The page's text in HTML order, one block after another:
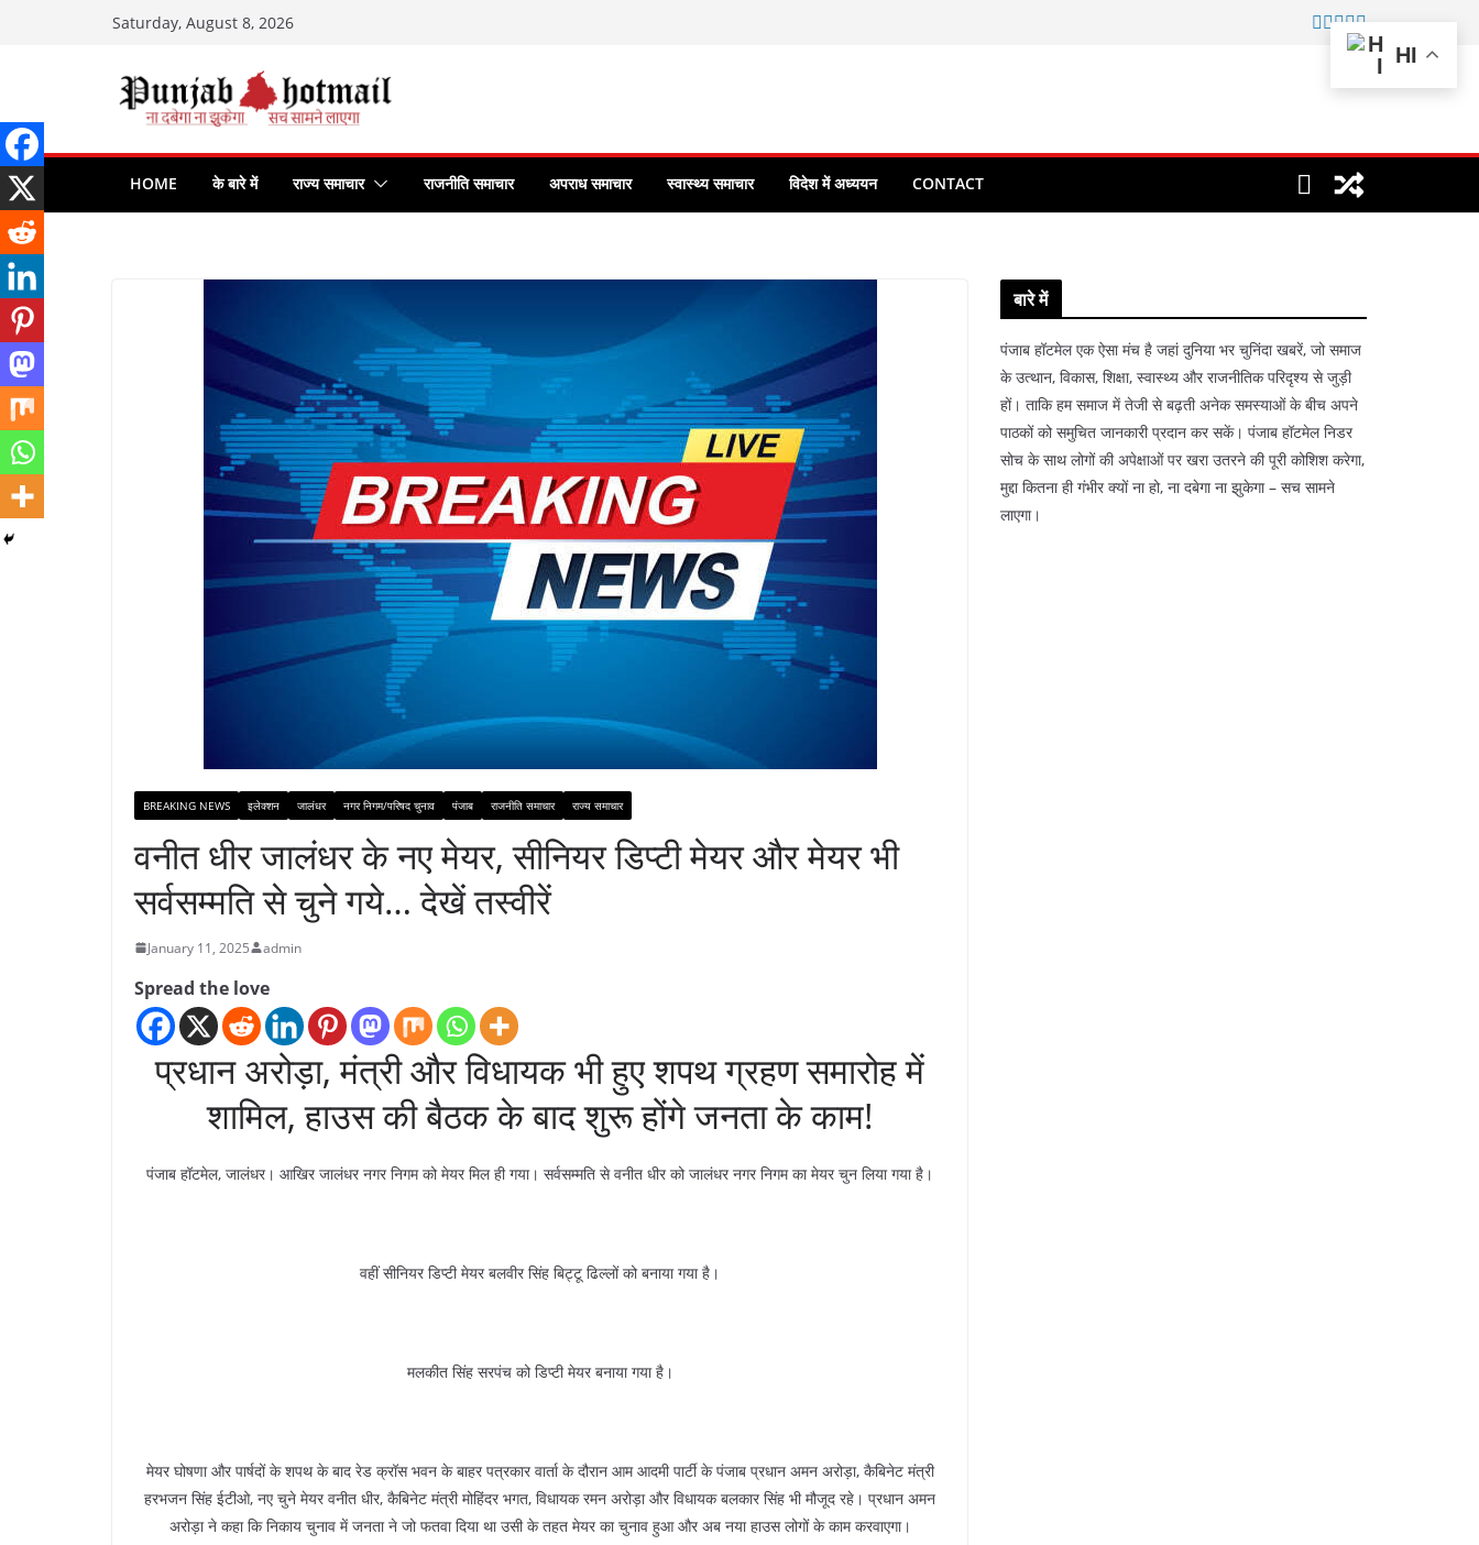
Saturday, August 8, 2026
HOME के बारे में राज्य समाचार राजनीति समाचार अपराध समाचार स्वास्थ्य समाचार विदेश में अध्ययन CONTACT
BREAKING NEWS इलेक्शन जालंधर नगर निगम/परिषद चुनाव पंजाब राजनीति समाचार राज्य समाचार
वनीत धीर जालंधर के नए मेयर, सीनियर डिप्टी मेयर और मेयर भी
सर्वसम्मति से चुने गये… देखें तस्वीरें
January 11, 2025 admin
Spread the love
प्रधान अरोड़ा, मंत्री और विधायक भी हुए शपथ ग्रहण समारोह में
शामिल, हाउस की बैठक के बाद शुरू होंगे जनता के काम!
पंजाब हॉटमेल, जालंधर। आखिर जालंधर नगर निगम को मेयर मिल ही गया। सर्वसम्मति से वनीत धीर को जालंधर नगर निगम का मेयर चुन लिया गया है।
वहीं सीनियर डिप्टी मेयर बलवीर सिंह बिट्टू ढिल्लों को बनाया गया है।
मलकीत सिंह सरपंच को डिप्टी मेयर बनाया गया है।
मेयर घोषणा और पार्षदों के शपथ के बाद रेड क्रॉस भवन के बाहर पत्रकार वार्ता के दौरान आम आदमी पार्टी के पंजाब प्रधान अमन अरोड़ा, कैबिनेट मंत्री
हरभजन सिंह ईटीओ, नए चुने मेयर वनीत धीर, कैबिनेट मंत्री मोहिंदर भगत, विधायक रमन अरोड़ा और विधायक बलकार सिंह भी मौजूद रहे। प्रधान अमन
अरोड़ा ने कहा कि निकाय चुनाव में जनता ने जो फतवा दिया था उसी के तहत मेयर का चुनाव हुआ और अब नया हाउस लोगों के काम करवाएगा।
बारे में
पंजाब हॉटमेल एक ऐसा मंच है जहां दुनिया भर चुनिंदा खबरें, जो समाज
के उत्थान, विकास, शिक्षा, स्वास्थ्य और राजनीतिक परिदृश्य से जुड़ी
हों। ताकि हम समाज में तेजी से बढ़ती अनेक समस्याओं के बीच अपने
पाठकों को समुचित जानकारी प्रदान कर सकें। पंजाब हॉटमेल निडर
सोच के साथ लोगों की अपेक्षाओं पर खरा उतरने की पूरी कोशिश करेगा,
मुद्दा कितना ही गंभीर क्यों ना हो, ना दबेगा ना झुकेगा – सच सामने
लाएगा।
HI